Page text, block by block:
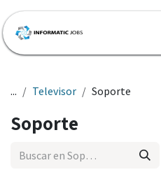
Ir al contenido
... Televisor Soporte
Soporte